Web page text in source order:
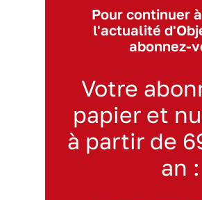
Pour continuer
l'actualité
abonnez-
Votre
papier et
à partir de
an :